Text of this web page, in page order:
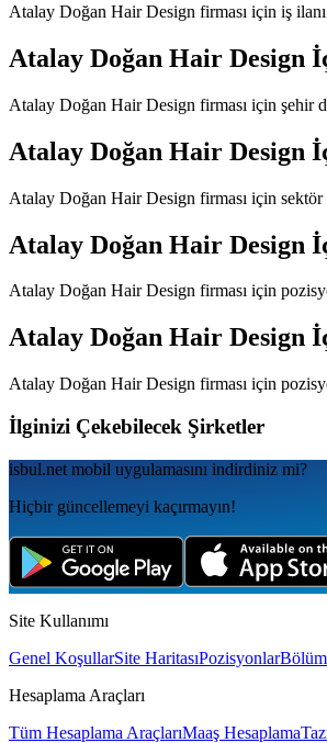
Atalay Doğan Hair Design firması için iş
Atalay Doğan Hair Design
Atalay Doğan Hair Design firması için şehir
Atalay Doğan Hair Design
Atalay Doğan Hair Design firması için sektör
Atalay Doğan Hair Design
Atalay Doğan Hair Design firması için
Atalay Doğan Hair Design
Atalay Doğan Hair Design firması için
İlginizi Çekebilecek Şirketler
isbul.net mobil uygulamаsını indirdiniz mi?
Hiçbir güncellemeyi kaçırmayın!
Site Kullanımı
Genel KoşullarSite HaritasıPozisyonlar
Hesaplama Araçları
Tüm Hesaplama AraçlarıMaaş Hesaplama